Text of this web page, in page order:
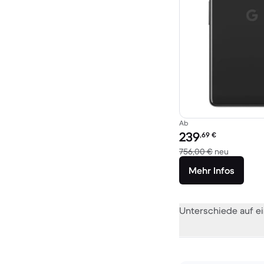
Ab
Preis des erneuerten
239,69 €
756,00 € neu
Mehr Infos
Unterschiede auf